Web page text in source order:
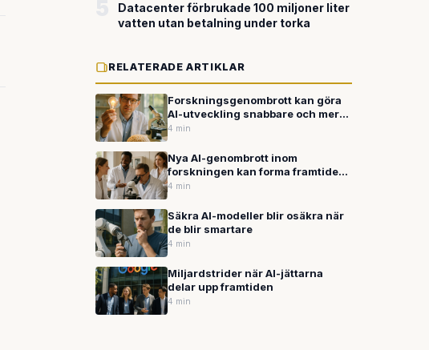
Datacenter förbrukade 100 miljoner liter
vatten utan betalning under torka
RELATERADE ARTIKLAR
Forskningsgenombrott kan göra
AI-utveckling snabbare och mer
effektiv
4 min
Nya AI-genombrott inom
forskningen kan forma framtidens
teknik
4 min
Säkra AI-modeller blir osäkra när
de blir smartare
4 min
Miljardstrider när AI-jättarna
delar upp framtiden
4 min